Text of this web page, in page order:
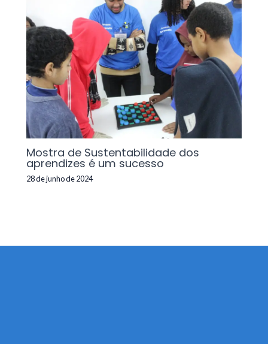
Mostra de Sustentabilidade dos
aprendizes é um sucesso
28 de junho de 2024